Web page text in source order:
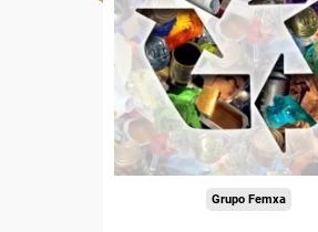
Para desempleados,
trabajadores y autónomos.
Sector
-Mediambiente.
Grupo Femxa